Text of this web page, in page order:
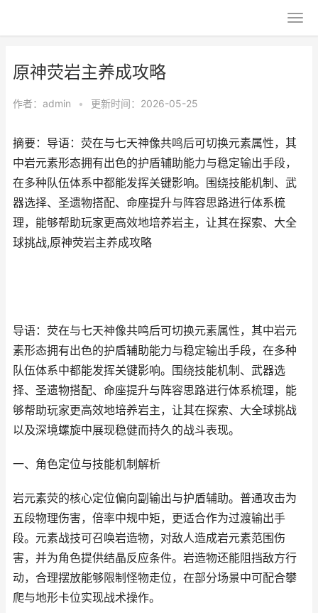
原神荧岩主养成攻略
作者： admin • 更新时间：2026-05-25
摘要：导语：荧在与七天神像共鸣后可切换元素属性，其
中岩元素形态拥有出色的护盾辅助能力与稳定输出手段，
在多种队伍体系中都能发挥关键影响。围绕技能机制、武
器选择、圣遗物搭配、命座提升与阵容思路进行体系梳
理，能够帮助玩家更高效地培养岩主，让其在探索、大全
球挑战,原神荧岩主养成攻略
导语：荧在与七天神像共鸣后可切换元素属性，其中岩元
素形态拥有出色的护盾辅助能力与稳定输出手段，在多种
队伍体系中都能发挥关键影响。围绕技能机制、武器选
择、圣遗物搭配、命座提升与阵容思路进行体系梳理，能
够帮助玩家更高效地培养岩主，让其在探索、大全球挑战
以及深境螺旋中展现稳健而持久的战斗表现。
一、角色定位与技能机制解析
岩元素荧的核心定位偏向副输出与护盾辅助。普通攻击为
五段物理伤害，倍率中规中矩，更适合作为过渡输出手
段。元素战技可召唤岩造物，对敌人造成岩元素范围伤
害，并为角色提供结晶反应条件。岩造物还能阻挡敌方行
动，合理摆放能够限制怪物走位，在部分场景中可配合攀
爬与地形卡位实现战术操作。